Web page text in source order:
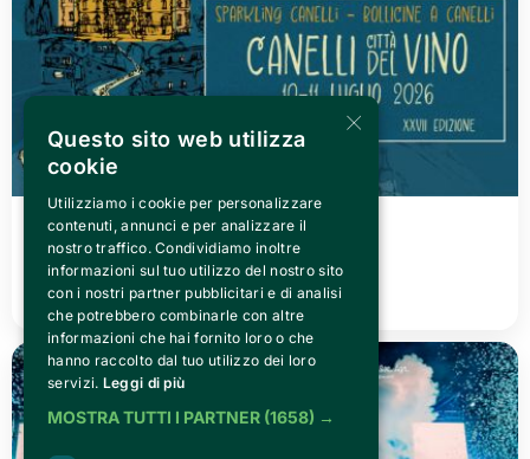
VENERDÌ 03 LUGLIO 2026
Canelli città del Vino 2026
LEGGI TUTTO
×
Questo sito web utilizza
cookie
Utilizziamo i cookie per personalizzare
contenuti, annunci e per analizzare il
nostro traffico. Condividiamo inoltre
informazioni sul tuo utilizzo del nostro sito
con i nostri partner pubblicitari e di analisi
che potrebbero combinarle con altre
informazioni che hai fornito loro o che
hanno raccolto dal tuo utilizzo dei loro
servizi. Leggi di più
MOSTRA TUTTI I PARTNER (1658) →